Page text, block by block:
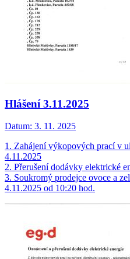
Hlášení 3.11.2025
Datum: 3. 11. 2025
1. Zahájení výkopových prací v
4.11.2025
2. Přerušení dodávky elektrické
3. Soukromý prodejce ovoce a
4.11.2025 od 10:20 hod.